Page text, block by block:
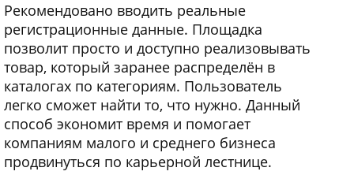
Рекомендовано вводить реальные
регистрационные данные. Площадка
позволит просто и доступно реализовывать
товар, который заранее распределён в
каталогах по категориям. Пользователь
легко сможет найти то, что нужно. Данный
способ экономит время и помогает
компаниям малого и среднего бизнеса
продвинуться по карьерной лестнице.